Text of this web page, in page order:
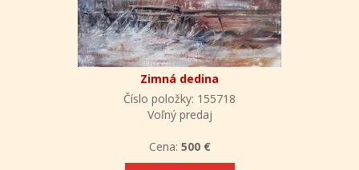
Zimná dedina
Číslo položky: 155718
Voľný predaj
Cena: 500 €